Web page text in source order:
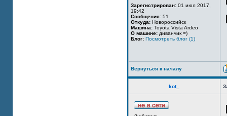
Зарегистрирован: 01 июл 2017,
19:42
Сообщения: 51
Откуда: Новороссийск
Машина: Toyota Vista Ardeo
О машине: диванчик =)
Блог: Посмотреть блог (1)
Вернуться к началу
kot_